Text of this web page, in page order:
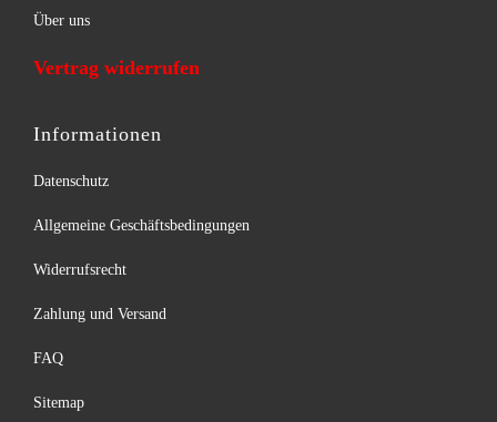
Über uns
Vertrag widerrufen
Informationen
Datenschutz
Allgemeine Geschäftsbedingungen
Widerrufsrecht
Zahlung und Versand
FAQ
Sitemap